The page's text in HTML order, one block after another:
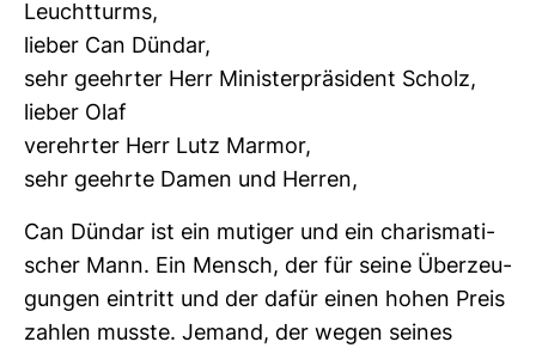
Leucht­turms,
lieber Can Dündar,
sehr geehrter Herr Minis­ter­prä­si­dent Scholz,
lieber Olaf
ver­ehrter Herr Lutz Marmor,
sehr geehrte Damen und Herren,
Can Dündar ist ein mutiger und ein cha­ris­ma­ti­
scher Mann. Ein Mensch, der für seine Über­zeu­
gungen ein­tritt und der dafür einen hohen Preis
zahlen musste. Jemand, der wegen seines